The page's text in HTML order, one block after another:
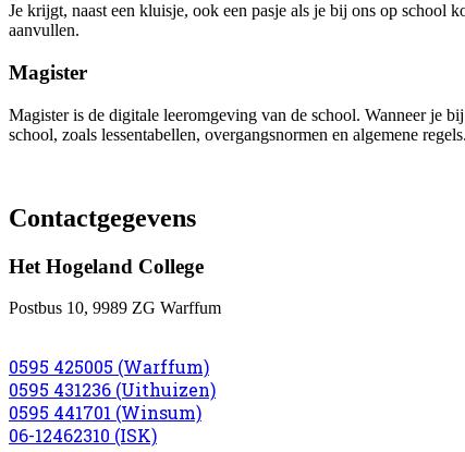
Je krijgt, naast een kluisje, ook een pasje als je bij ons op school
aanvullen.
Magister
Magister is de digitale leeromgeving van de school. Wanneer je
school, zoals lessentabellen, overgangsnormen en algemene regels.
Contactgegevens
Het Hogeland College
Postbus 10, 9989 ZG Warffum
0595 425005 (Warffum)
0595 431236 (Uithuizen)
0595 441701 (Winsum)
06-12462310 (ISK)